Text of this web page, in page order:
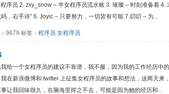
序员 2. zxy_snow – 半女程序员流水账 3. 璀璨 – 时刻准备着 4.
，右手诗” 6. Joyic – 只要努力，一切皆有可能 7.叨叨 – 为...
9679 标签： 程序员 女程序员
给一个女程序员的建议不靠谱，我不服，因为我的工作经历中
在新浪微博和 twitter 上征集女程序员的故事和想法，这两天来
让我回味很久，在脑海里挥之不去，可能是因为她的经历和...